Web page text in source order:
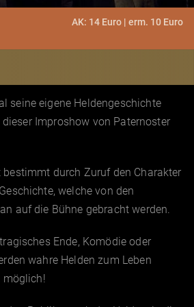
AK: 14 Euro | erm. 10 Euro
seine eigene Heldengeschichte
Improshow von Paternoster
durch Zuruf den Charakter
welche von den
auf die Bühne gebracht werden.
Ende, Komödie oder
wahre Helden zum Leben
möglich!